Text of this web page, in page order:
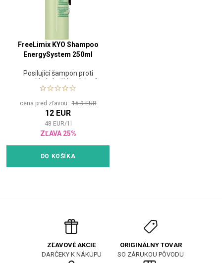
FreeLimix KYO Shampoo
EnergySystem 250ml
Posilující šampon proti
vypadávání a řídnutí vlasů
cena pred zľavou:15.9 EUR
12 EUR
48 EUR/1
ZĽAVA 25%
DO KOŠÍKA
ZĽAVOVÉ AKCIE
DARČEKY K NÁKUPU
ORIGINÁLNY TOVAR
SO ZÁRUKOU PÔVODU